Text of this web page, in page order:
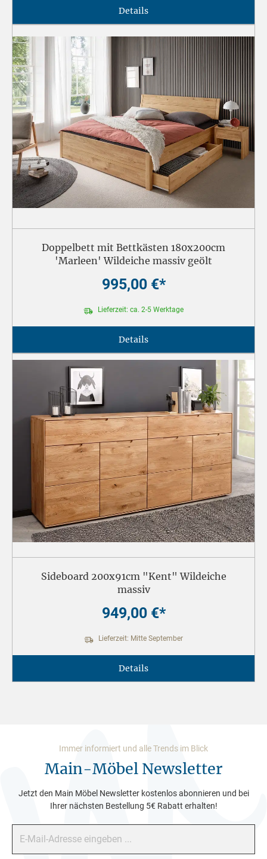
Details
Doppelbett mit Bettkästen 180x200cm
'Marleen' Wildeiche massiv geölt
995,00 €*
Lieferzeit: ca. 2-5 Werktage
Details
Sideboard 200x91cm "Kent" Wildeiche
massiv
949,00 €*
Lieferzeit: Mitte September
Details
Immer informiert und alle Trends im Blick
Main-Möbel Newsletter
Jetzt den Main Möbel Newsletter kostenlos abonnieren und bei
Ihrer nächsten Bestellung 5€ Rabatt erhalten!